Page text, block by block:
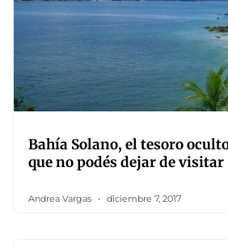
Bahía Solano, el tesoro
que no podés dejar de visitar
Andrea Vargas diciembre 7, 2017